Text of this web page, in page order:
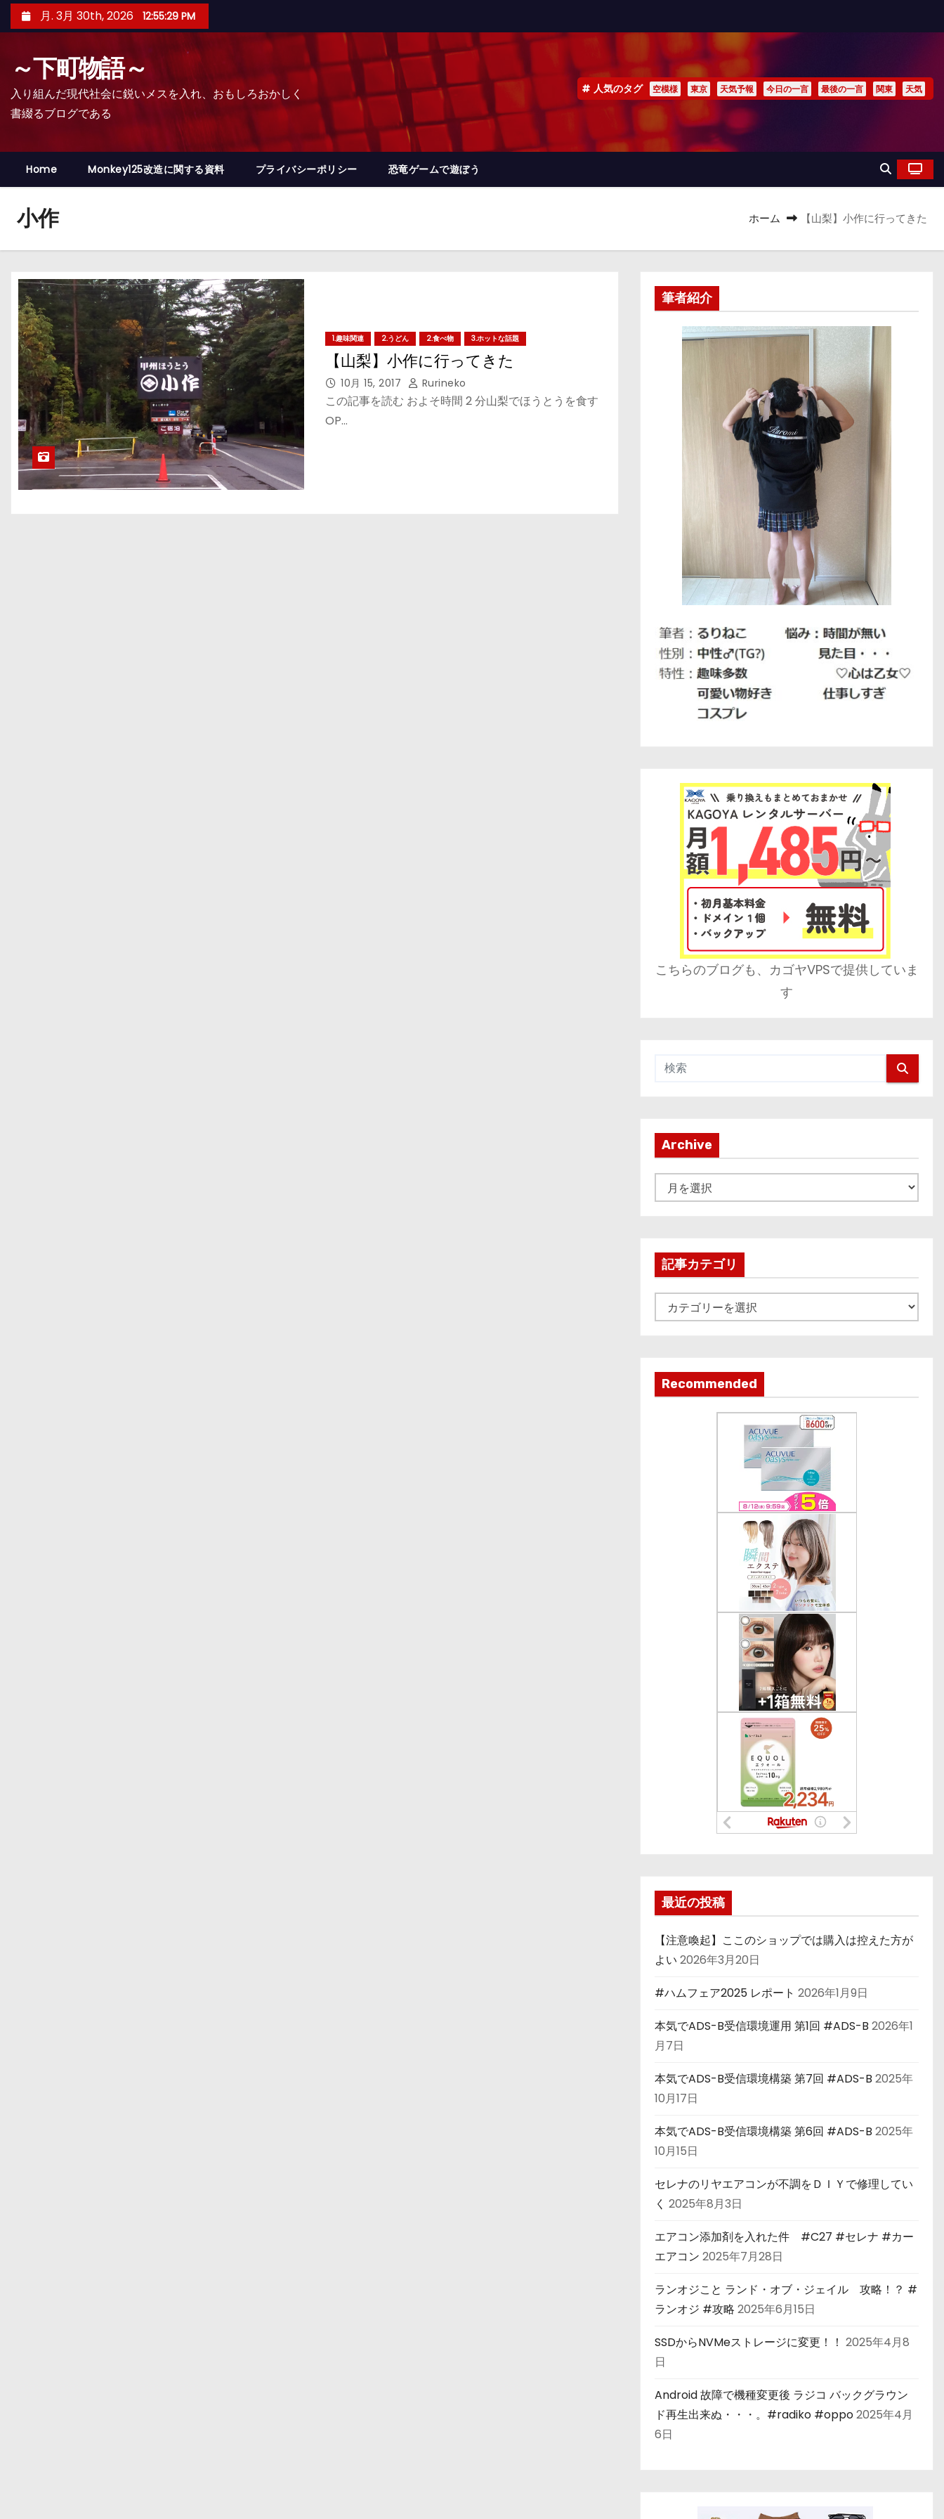
ン
プ
月. 3月 30th, 2026 12:55:30 PM
～下町物語～
入り組んだ現代社会に鋭いメスを入れ、おもしろおかしく
書綴るブログである
人気のタグ 空模様 東京 天気予報 今日の一言 最後の一言 関東 天気
Home Monkey125改造に関する資料 プライバシーポリシー 恐竜ゲームで遊ぼう
小作 ホーム 【山梨】小作に行ってきた
1.趣味関連 2.うどん 2.食べ物 3.ホットな話題
【山梨】小作に行ってきた
10月 15, 2017 Rurineko
この記事を読む およそ時間 2 分山梨でほうとうを食す
OP…
筆者紹介
こちらのブログも、カゴヤVPSで提供していま
す
Archive
r
v
記事カテゴリ
事
ゴ
リ
Recommended
最近の投稿
【注意喚起】ここのショップでは購入は控えた方が
よい 2026年3月20日
#ハムフェア2025 レポート 2026年1月9日
本気でADS-B受信環境運用 第1回 #ADS-B 2026年1
月7日
本気でADS-B受信環境構築 第7回 #ADS-B 2025年
10月17日
本気でADS-B受信環境構築 第6回 #ADS-B 2025年
10月15日
セレナのリヤエアコンが不調をＤＩＹで修理してい
く 2025年8月3日
エアコン添加剤を入れた件 #C27 #セレナ #カー
エアコン 2025年7月28日
ランオジこと ランド・オブ・ジェイル 攻略！？ #
ランオジ #攻略 2025年6月15日
SSDからNVMeストレージに変更！！ 2025年4月8
日
Android 故障で機種変更後 ラジコ バックグラウン
ド再生出来ぬ・・・。#radiko #oppo2025年4月
6日